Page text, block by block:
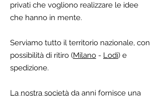
privati che vogliono realizzare le idee
che hanno in mente.
Serviamo tutto il territorio nazionale, con
possibilità di ritiro (Milano - Lodi) e
spedizione.
La nostra società da anni fornisce una